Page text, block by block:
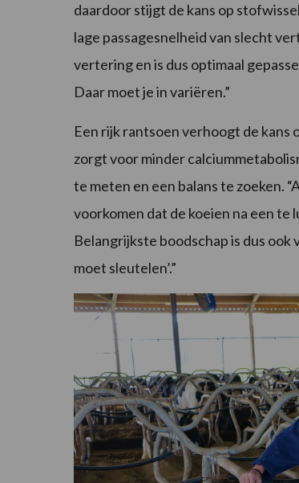
daardoor stijgt de kans op
lage passagesnelheid van slecht
vertering en is dus optimaal
Daar moet je in variëren.”
Een rijk rantsoen verhoogt de
zorgt voor minder
te meten en een balans te zoeken.
voorkomen dat de koeien na een te
Belangrijkste boodschap is dus ook
moet sleutelen’.”